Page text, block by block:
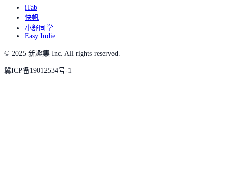
iTab
快帆
小舒同学
Easy Indie
© 2025 新趣集 Inc. All rights reserved.
冀ICP备19012534号-1